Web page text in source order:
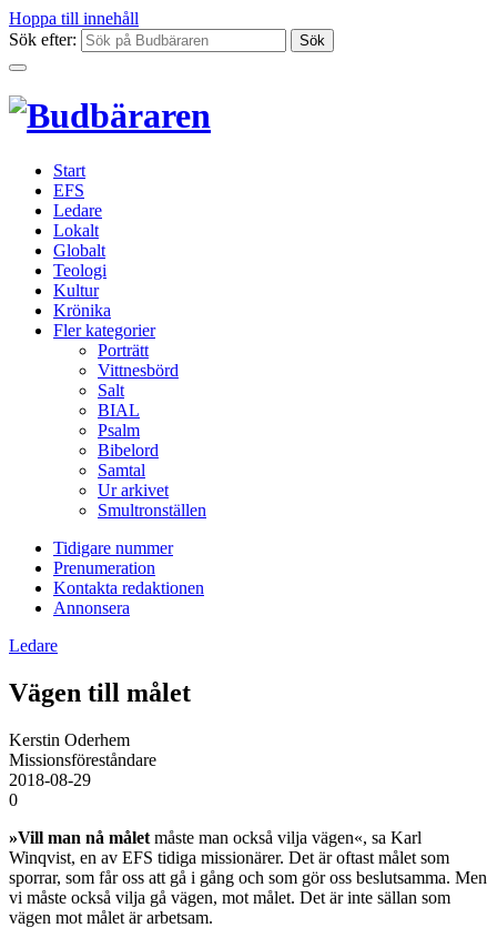
Hoppa till innehåll
Sök efter:
Start
EFS
Ledare
Lokalt
Globalt
Teologi
Kultur
Krönika
Fler kategorier
Porträtt
Vittnesbörd
Salt
BIAL
Psalm
Bibelord
Samtal
Ur arkivet
Smultronställen
Tidigare nummer
Prenumeration
Kontakta redaktionen
Annonsera
Ledare
Vägen till målet
Kerstin Oderhem
Missionsföreståndare
2018-08-29
0
»Vill man nå målet måste man också vilja vägen«, sa Karl
Winqvist, en av EFS tidiga missionärer. Det är oftast målet som
sporrar, som får oss att gå i gång och som gör oss beslutsamma. Men
vi måste också vilja gå vägen, mot målet. Det är inte sällan som
vägen mot målet är arbetsam.